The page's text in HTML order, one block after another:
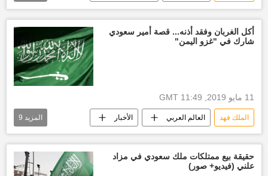
الملك سعود أخبار السعودية اليوم
الملك فيصل فيديو
مجلس الوزراء السعودي
أكل الغربان وفقد أذنه... قصة أمير سعودي
شارك في "غزو اليمن"
11 مايو 2019, 11:49 GMT
الملك فهد العالم العربي الأخبار
الرياض أخبار السعودية اليوم
الملك عبد العزيز آل سعود الجيش السعودي
الديوان الملكي السعودي
المزيد 9
حقيقة بيع ممتلكات ملك سعودي في مزاد
علني (فيديو+ صور)